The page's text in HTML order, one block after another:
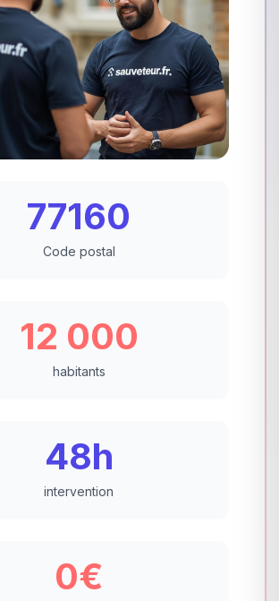
77160
Code postal
12 000
habitants
48h
intervention
0€